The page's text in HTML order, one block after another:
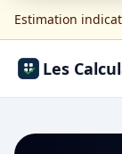
Estimation
Les